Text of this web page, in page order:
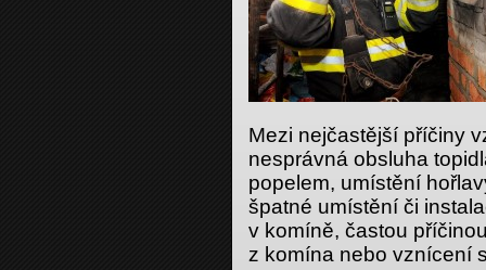
Mezi nejčastější příčiny
nesprávná obsluha
popelem, umístění
špatné umístění či
v komíně, častou
z komína nebo vznícení